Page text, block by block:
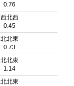
0.76
西北西
0.45
北北東
0.73
北北東
1.14
北北東